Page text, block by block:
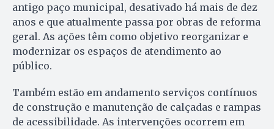
antigo paço municipal, desativado há mais de dez
anos e que atualmente passa por obras de reforma
geral. As ações têm como objetivo reorganizar e
modernizar os espaços de atendimento ao
público.
Também estão em andamento serviços contínuos
de construção e manutenção de calçadas e rampas
de acessibilidade. As intervenções ocorrem em